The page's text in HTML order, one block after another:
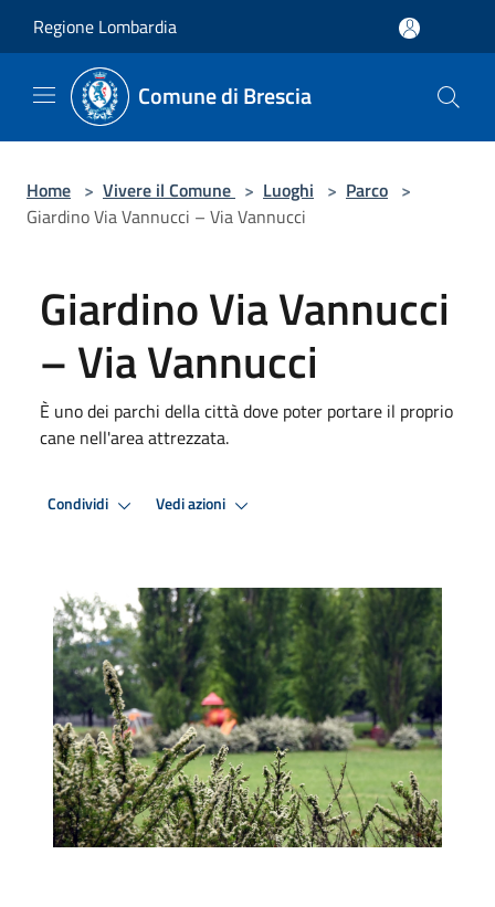
Regione Lombardia
Comune di Brescia
Home > Vivere il Comune > Luoghi > Parco >
Giardino Via Vannucci – Via Vannucci
Giardino Via Vannucci
– Via Vannucci
È uno dei parchi della città dove poter portare il proprio
cane nell'area attrezzata.
Condividi Vedi azioni